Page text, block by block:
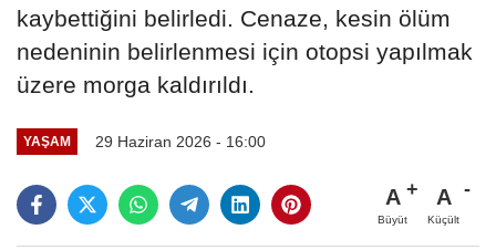
kaybettiğini belirledi. Cenaze, kesin ölüm
nedeninin belirlenmesi için otopsi yapılmak
üzere morga kaldırıldı.
YAŞAM 29 Haziran 2026 - 16:00
A
Büyüt
A
Küçült